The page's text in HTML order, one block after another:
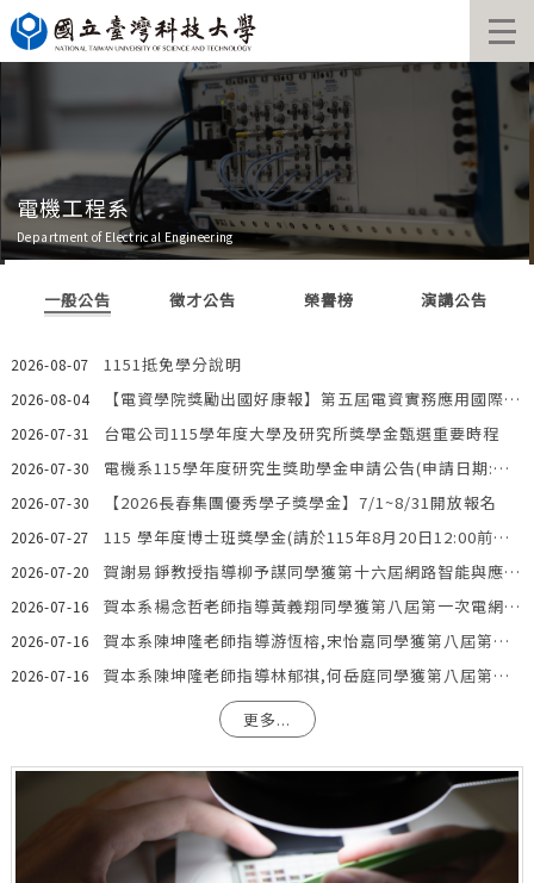
跳
到
主
區
電機工程系
Department of Electrical Engineering
一般公告 徵才公告 榮譽榜 演講公告
2026-08-07 1151抵免學分說明
2026-08-04 【電資學院獎勵出國好康報】第五屆電資實務應用國際研討會——前進韓國釜山大學!!歡迎新生參加見學團!
2026-07-31 台電公司115學年度大學及研究所獎學金甄選重要時程
2026-07-30 電機系115學年度研究生獎助學金申請公告(申請日期:自即日起~115年9月1日(星期二)止)
2026-07-30 【2026長春集團優秀學子獎學金】7/1~8/31開放報名
2026-07-27 115 學年度博士班獎學金(請於115年8月20日12:00前申請,逾時不受理)
2026-07-20 賀謝易錚教授指導柳予謀同學獲第十六屆網路智能與應用研討會 NCWIA 2026最佳論文
2026-07-16 賀本系楊念哲老師指導黃義翔同學獲第八屆第一次電網學校暨人才發展聯盟獎學金優秀學生獎學金(研究所)
2026-07-16 賀本系陳坤隆老師指導游恆榕,宋怡嘉同學獲第八屆第一次電網學校暨人才發展聯盟獎學金優秀學生獎學金(研究所)
2026-07-16
賀本系陳坤隆老師指導林郁祺,何岳庭同學獲第八屆第一次電網學校暨人才發展聯盟獎學金傑出專題成果獎(大學部)
更多...